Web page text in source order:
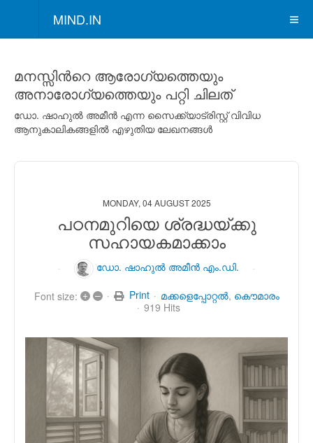
MIND.IN
മനസ്സിന്‍റെ ആരോഗ്യത്തെയും
അനാരോഗ്യത്തെയും പറ്റി ചിലത്
ഡോ. ഷാഹുല്‍ അമീന്‍ എന്ന സൈക്ക്യാട്രിസ്റ്റ് വിവിധ
ആനുകാലികങ്ങളില്‍ എഴുതിയ ലേഖനങ്ങള്‍
MONDAY, 04 AUGUST 2025
പഠനമുറിയെ ശ്രദ്ധയ്ക്കു
സഹായകമാക്കാം
ഡോ. ഷാഹുല്‍ അമീന്‍ എം.ഡി.
Font size: + – Print മക്കളെപ്പോറ്റല്‍ കൌമാരം
919 Hits